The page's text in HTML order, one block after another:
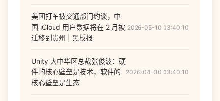
美团打车被交通部门约谈，中
国 iCloud 用户数据将在 2 月被
迁移到贵州 | 黑板报
2026-05-10 03:40:10
Unity 大中华区总裁张俊波：硬
件的核心壁垒是技术，软件的
核心壁垒是生态
2026-04-30 03:40:10